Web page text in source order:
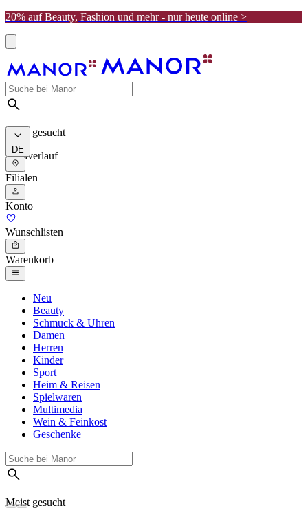
20% auf Beauty, Fashion und mehr - nur heute online >
Meist gesucht
Suchverlauf
DE
Filialen
Konto
Wunschlisten
Warenkorb
Neu
Beauty
Schmuck & Uhren
Damen
Herren
Kinder
Sport
Heim & Reisen
Spielwaren
Multimedia
Wein & Feinkost
Geschenke
Meist gesucht